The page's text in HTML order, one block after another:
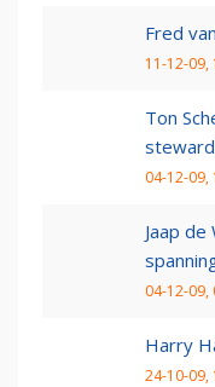
Fred
11-12-09,
Ton
04-12-09,
Jaap
04-12-09,
Harry
24-10-09,